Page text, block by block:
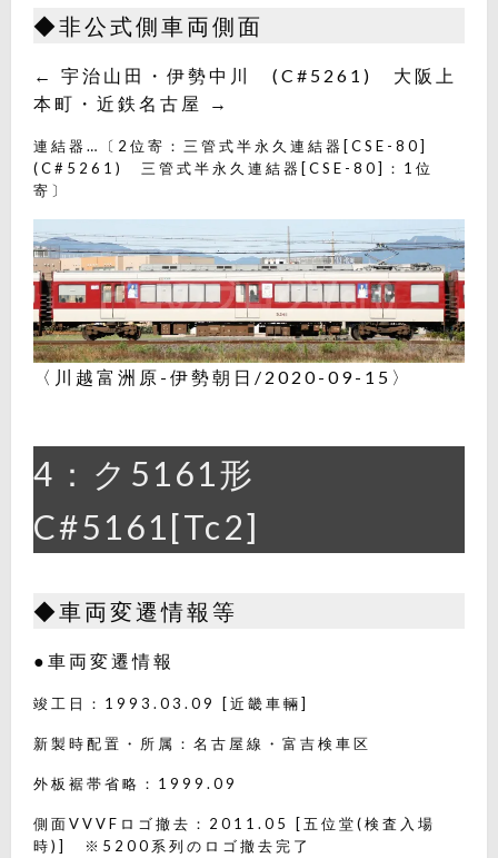
◆非公式側車両側面
← 宇治山田・伊勢中川 (C#5261) 大阪上
本町・近鉄名古屋 →
連結器…〔2位寄：三管式半永久連結器[CSE-80]
(C#5261) 三管式半永久連結器[CSE-80]：1位
寄〕
〈川越富洲原-伊勢朝日/2020-09-15〉
4：ク5161形
C#5161[Tc2]
◆車両変遷情報等
●車両変遷情報
竣工日：1993.03.09 [近畿車輛]
新製時配置・所属：名古屋線・富吉検車区
外板裾帯省略：1999.09
側面VVVFロゴ撤去：2011.05 [五位堂(検査入場
時)] ※5200系列のロゴ撤去完了